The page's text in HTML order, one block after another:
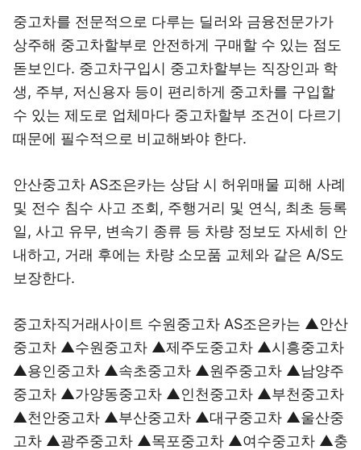
중고차를 전문적으로 다루는 딜러와 금융전문가가
상주해 중고차할부로 안전하게 구매할 수 있는 점도
돋보인다. 중고차구입시 중고차할부는 직장인과 학
생, 주부, 저신용자 등이 편리하게 중고차를 구입할
수 있는 제도로 업체마다 중고차할부 조건이 다르기
때문에 필수적으로 비교해봐야 한다.
안산중고차 AS조은카는 상담 시 허위매물 피해 사례
및 전수 침수 사고 조회, 주행거리 및 연식, 최초 등록
일, 사고 유무, 변속기 종류 등 차량 정보도 자세히 안
내하고, 거래 후에는 차량 소모품 교체와 같은 A/S도
보장한다.
중고차직거래사이트 수원중고차 AS조은카는 ▲안산
중고차 ▲수원중고차 ▲제주도중고차 ▲시흥중고차
▲용인중고차 ▲속초중고차 ▲원주중고차 ▲남양주
중고차 ▲가양동중고차 ▲인천중고차 ▲부천중고차
▲천안중고차 ▲부산중고차 ▲대구중고차 ▲울산중
고차 ▲광주중고차 ▲목포중고차 ▲여수중고차 ▲충